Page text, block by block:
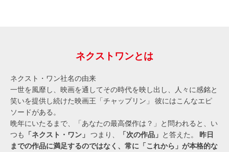
ネクストワンとは
ネクスト・ワン社名の由来
一世を風靡し、映画を通してその時代を映し出し、人々に感銘と
笑いを提供し続けた映画王「チャップリン」 彼にはこんなエピ
ソードがある。
晩年にいたるまで、「あなたの最高傑作は？」と問われると、い
つも
「ネクスト・ワン」 つまり、 「次の作品」 と答えた。 昨日
までの作品に満足するのではなく、常に「これから」が本格的な